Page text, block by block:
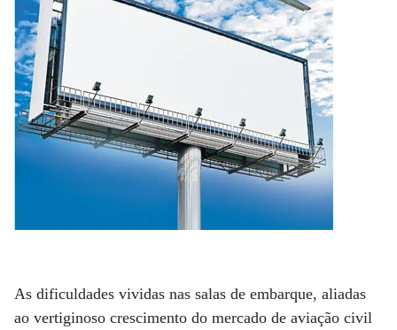
As dificuldades vividas nas salas de embarque, aliadas
ao vertiginoso crescimento do mercado de aviação civil